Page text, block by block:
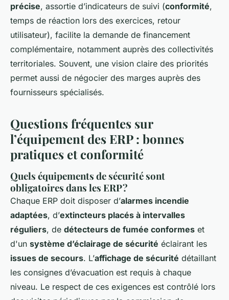
précise, assortie d’indicateurs de suivi (conformité,
temps de réaction lors des exercices, retour
utilisateur), facilite la demande de financement
complémentaire, notamment auprès des collectivités
territoriales. Souvent, une vision claire des priorités
permet aussi de négocier des marges auprès des
fournisseurs spécialisés.
Questions fréquentes sur
l’équipement des ERP : bonnes
pratiques et conformité
Quels équipements de sécurité sont
obligatoires dans les ERP ?
Chaque ERP doit disposer d’alarmes incendie
adaptées, d’extincteurs placés à intervalles
réguliers, de détecteurs de fumée conformes et
d'un système d’éclairage de sécurité éclairant les
issues de secours. L’affichage de sécurité détaillant
les consignes d’évacuation est requis à chaque
niveau. Le respect de ces exigences est contrôlé lors